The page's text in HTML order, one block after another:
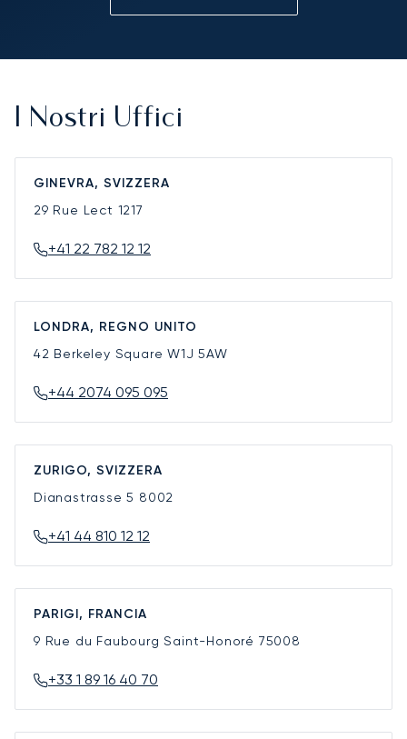
I Nostri Uffici
GINEVRA, SVIZZERA
29 Rue Lect 1217
+41 22 782 12 12
LONDRA, REGNO UNITO
42 Berkeley SquareW1J 5AW
+44 2074 095 095
ZURIGO, SVIZZERA
Dianastrasse 5 8002
+41 44 810 12 12
PARIGI, FRANCIA
9 Rue du Faubourg Saint-Honoré 75008
+33 1 89 16 40 70